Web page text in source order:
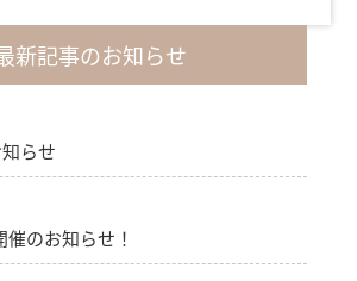
新記事のお知らせ
らせ
催のお知らせ！